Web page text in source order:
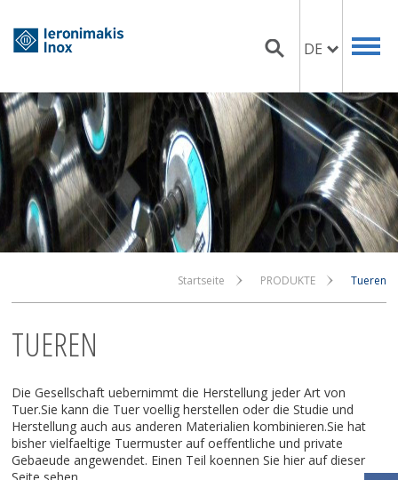
DE
Startseite PRODUKTE Tueren
TUEREN
Die Gesellschaft uebernimmt die Herstellung jeder Art von
Tuer.Sie kann die Tuer voellig herstellen oder die Studie und
Herstellung auch aus anderen Materialien kombinieren.Sie hat
bisher vielfaeltige Tuermuster auf oeffentliche und private
Gebaeude angewendet. Einen Teil koennen Sie hier auf dieser